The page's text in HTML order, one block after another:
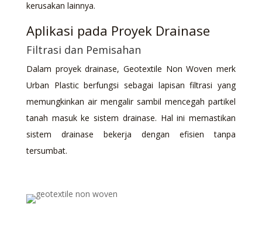
kerusakan lainnya.
Aplikasi pada Proyek Drainase
Filtrasi dan Pemisahan
Dalam proyek drainase, Geotextile Non Woven merk
Urban Plastic berfungsi sebagai lapisan filtrasi yang
memungkinkan air mengalir sambil mencegah partikel
tanah masuk ke sistem drainase. Hal ini memastikan
sistem drainase bekerja dengan efisien tanpa
tersumbat.